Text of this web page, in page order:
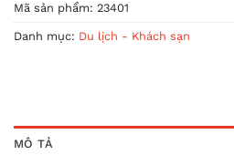
Mã sản phẩm: 23401
Danh mục: Du lịch - Khách sạn
MÔ TẢ